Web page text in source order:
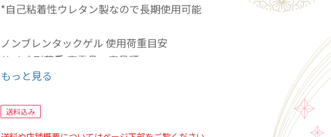
*自己粘着性ウレタン製なので長期使用可能
ノンブレンタックゲル 使用荷重目安
サイズ 耐荷重 家電品・家具類
40x40mm/2枚 ～30kg 小型
50x50mm/4枚 ～100kg 大型
もっと見る
送料込み